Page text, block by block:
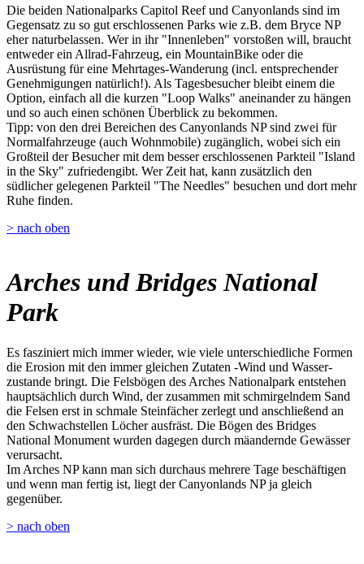
Die beiden Nationalparks Capitol Reef und Canyonlands sind im
Gegensatz zu so gut erschlossenen Parks wie z.B. dem Bryce NP
eher naturbelassen. Wer in ihr "Innenleben" vorstoßen will, braucht
entweder ein Allrad-Fahrzeug, ein MountainBike oder die
Ausrüstung für eine Mehrtages-Wanderung (incl. entsprechender
Genehmigungen natürlich!). Als Tagesbesucher bleibt einem die
Option, einfach all die kurzen "Loop Walks" aneinander zu hängen
und so auch einen schönen Überblick zu bekommen.
Tipp: von den drei Bereichen des Canyonlands NP sind zwei für
Normalfahrzeuge (auch Wohnmobile) zugänglich, wobei sich ein
Großteil der Besucher mit dem besser erschlossenen Parkteil "Island
in the Sky" zufriedengibt. Wer Zeit hat, kann zusätzlich den
südlicher gelegenen Parkteil "The Needles" besuchen und dort mehr
Ruhe finden.
> nach oben
Arches und Bridges National
Park
Es fasziniert mich immer wieder, wie viele unterschiedliche Formen
die Erosion mit den immer gleichen Zutaten -Wind und Wasser-
zustande bringt. Die Felsbögen des Arches Nationalpark entstehen
hauptsächlich durch Wind, der zusammen mit schmirgelndem Sand
die Felsen erst in schmale Steinfächer zerlegt und anschließend an
den Schwachstellen Löcher ausfräst. Die Bögen des Bridges
National Monument wurden dagegen durch mäandernde Gewässer
verursacht.
Im Arches NP kann man sich durchaus mehrere Tage beschäftigen
und wenn man fertig ist, liegt der Canyonlands NP ja gleich
gegenüber.
> nach oben